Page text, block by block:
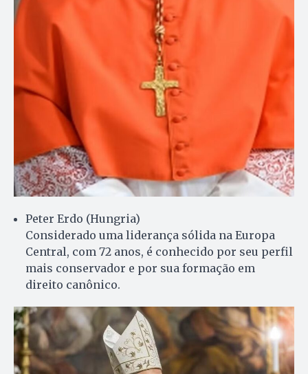
Peter Erdo (Hungria)
Considerado uma liderança sólida na Europa
Central, com 72 anos, é conhecido por seu perfil
mais conservador e por sua formação em
direito canônico.